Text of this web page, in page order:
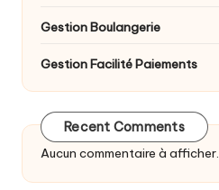
Gestion Boulangerie
Gestion Facilité Paiements
Recent Comments
Aucun commentaire à afficher.